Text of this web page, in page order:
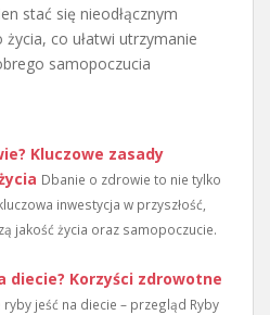
stać się nieodłącznym
co ułatwi utrzymanie
samopoczucia
Kluczowe zasady
Dbanie o zdrowie to nie tylko
inwestycja w przyszłość,
jakość życia oraz samopoczucie.
diecie? Korzyści zdrowotne
ryby jeść na diecie – przegląd Ryby